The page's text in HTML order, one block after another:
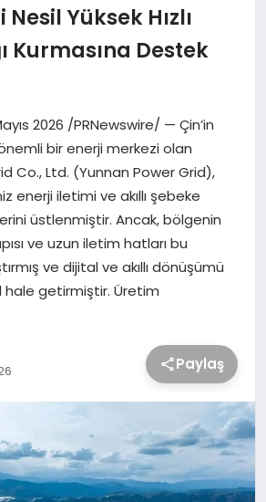
Nesil Yüksek Hızlı
Kurmasına Destek
2026 /PRNewswire/ — Çin’in
bir enerji merkezi olan
Co., Ltd. (Yunnan Power Grid),
enerji iletimi ve akıllı şebeke
üstlenmiştir. Ancak, bölgenin
ve uzun iletim hatları bu
ve dijital ve akıllı dönüşümü
getirmiştir. Üretim
Paylaş